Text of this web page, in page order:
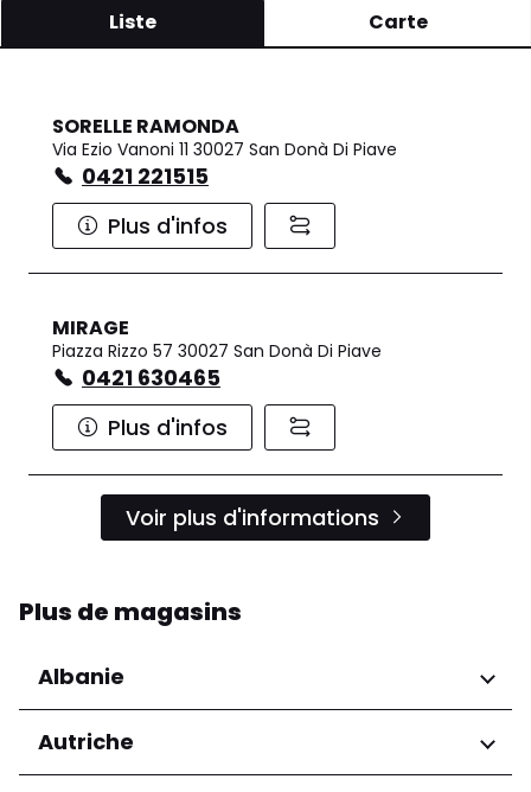
Liste Carte
SORELLE RAMONDA
Via Ezio Vanoni 11 30027 San Donà Di Piave
0421 221515
Plus d'infos
MIRAGE
Piazza Rizzo 57 30027 San Donà Di Piave
0421 630465
Plus d'infos
Voir plus d'informations
Plus de magasins
Albanie
Régions
Préfecture de Tirana
Autriche